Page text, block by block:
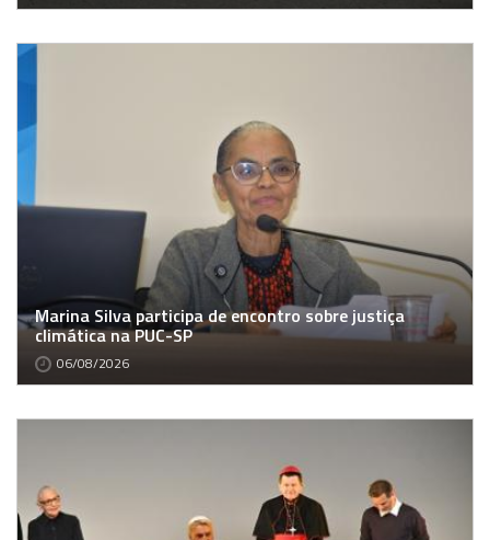
Marina Silva participa de encontro sobre justiça
climática na PUC-SP
06/08/2026